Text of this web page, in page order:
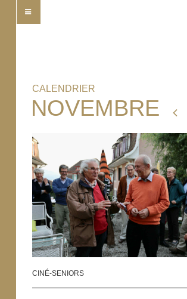
NOVEMBRE
CINÉ-SENIORS
CALENDRIER